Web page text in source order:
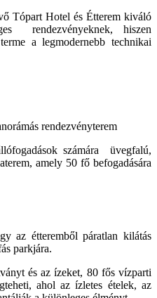
Tópart Hotel és Étterem kiváló
rendezvényeknek, hiszen
a legmodernebb technikai
rendezvényterem
számára üvegfalú,
amely 50 fő befogadására
az étteremből páratlan kilátás
parkjára.
és az ízeket, 80 fős vízparti
ahol az ízletes ételek, az